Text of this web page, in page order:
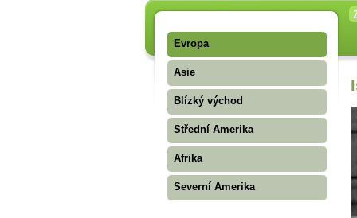
Evropa
Asie
Blízký východ
Střední Amerika
Afrika
Severní Amerika